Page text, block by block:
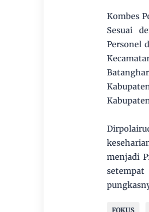
Kombes
Sesuai
Personel
menjadi
FOKUS